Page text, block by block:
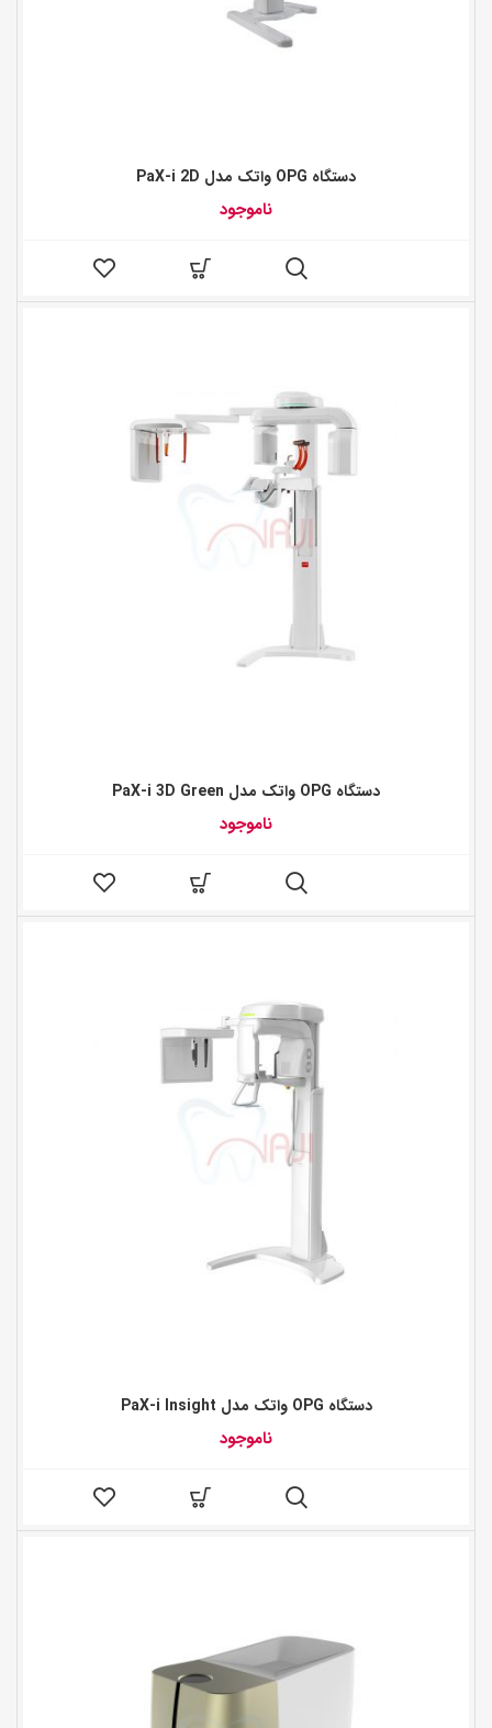
دستگاه OPG واتک مدل PaX-i 2D
ناموجود
دستگاه OPG واتک مدل PaX-i 3D Green
ناموجود
دستگاه OPG واتک مدل PaX-i Insight
ناموجود